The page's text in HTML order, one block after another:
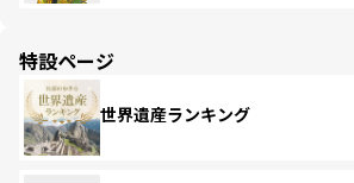
特設ページ
世界遺産ランキング